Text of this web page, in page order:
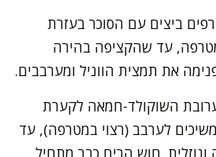
ביצים עם הסוכר בעזרת
עד שהקציפה בהירה
את תמצית הווניל ומערבבים.
השוקולד-חמאה לקערת
לערבב (רצוי במטרפה), עד
חוש הריח כבר מתחיל